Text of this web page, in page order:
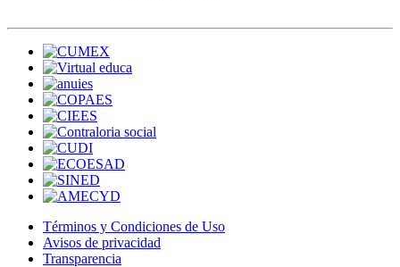
Términos y Condiciones de Uso
Avisos de privacidad
Transparencia